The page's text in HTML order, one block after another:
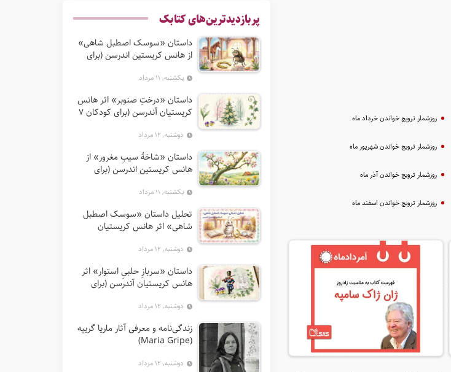
روزشمار ترویج خواندن خرداد ماه
روزشمار ترویج خواندن شهریور ماه
روزشمار ترویج خواندن آذر ماه
روزشمار ترویج خواندن اسفند ماه
پربازدیدترین‌های کتابک
داستان «سوسک اصطبل شاهی»
از هانس کریستین اندرسن (برای
یکشنبه, ۱۱ مرداد
داستان «درختِ صنوبر» اثر هانس
کریستیان آندرسن (برای کودکان 7
دوشنبه, ۱۲ مرداد
داستان «شاخهٔ سیبِ مغرور» از
هانس کریستین اندرسن (برای
یکشنبه, ۱۱ مرداد
تحلیل داستان «سوسک اصطبل
شاهی» اثر هانس کریستیان
دوشنبه, ۱۲ مرداد
داستان «سربازِ حلبیِ استوار» اثر
هانس کریستیان آندرسن (برای
دوشنبه, ۱۲ مرداد
زندگی‌نامه و معرفی آثار ماریا گریپه
(Maria Gripe)
دوشنبه, ۱۲ مرداد